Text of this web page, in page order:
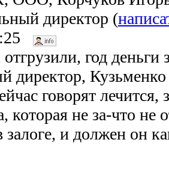
директор (
год деньги
директор,
говорят лечится,
которая не за-что не
залоге, и должен он